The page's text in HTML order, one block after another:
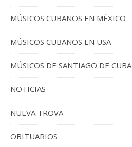
MÚSICOS CUBANOS EN MÉXICO
MÚSICOS CUBANOS EN USA
MÚSICOS DE SANTIAGO DE CUBA
NOTICIAS
NUEVA TROVA
OBITUARIOS